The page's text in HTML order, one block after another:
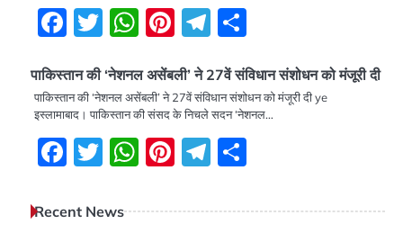
Facebook
Twitter
WhatsApp
Pinterest
Telegram
पाकिस्तान की ‘नेशनल असेंबली’ ने 27वें संविधान संशोधन को मंजूरी दी
पाकिस्तान की ‘नेशनल असेंबली’ ने 27वें संविधान संशोधन को मंजूरी दी ye
इस्लामाबाद। पाकिस्तान की संसद के निचले सदन ‘नेशनल…
Facebook
Twitter
WhatsApp
Pinterest
Telegram
Recent News